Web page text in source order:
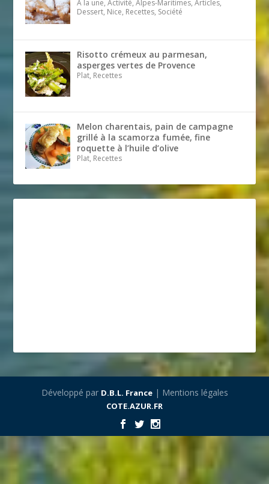
A la une, Activité, Alpes-Maritimes, Articles,
Dessert, Nice, Recettes, Société
Risotto crémeux au parmesan,
asperges vertes de Provence
Plat, Recettes
Melon charentais, pain de campagne
grillé à la scamorza fumée, fine
roquette à l’huile d’olive
Plat, Recettes
Développé par D.B.L. France| Mentions légales
COTE.AZUR.FR